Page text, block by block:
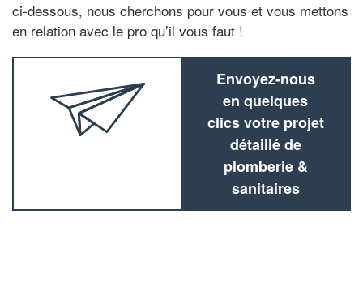
ci-dessous, nous cherchons pour vous et vous mettons
en relation avec le pro qu’il vous faut !
Envoyez-nous
en quelques
clics votre projet
détaillé de
plomberie &
sanitaires